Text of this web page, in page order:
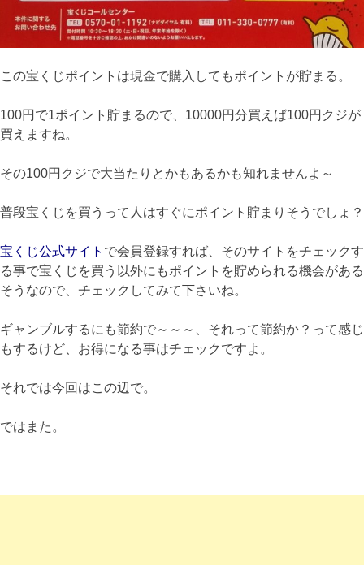
この宝くじポイントは現金で購入してもポイントが貯まる。
100円で1ポイント貯まるので、10000円分買えば100円クジが
買えますね。
その100円クジで大当たりとかもあるかも知れませんよ～
普段宝くじを買うって人はすぐにポイント貯まりそうでしょ？
宝くじ公式サイト で会員登録すれば、そのサイトをチェックす
る事で宝くじを買う以外にもポイントを貯められる機会がある
そうなので、チェックしてみて下さいね。
ギャンブルするにも節約で～～～、それって節約か？って感じ
もするけど、お得になる事はチェックですよ。
それでは今回はこの辺で。
ではまた。